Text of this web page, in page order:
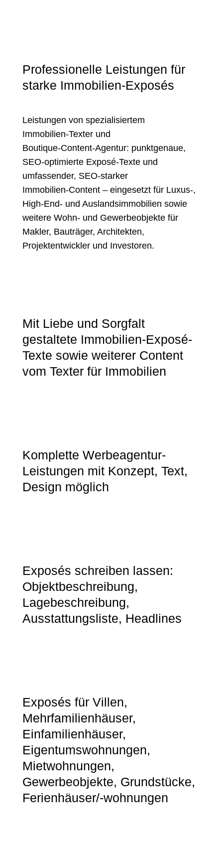
Professionelle Leistungen für
starke Immobilien-Exposés
Leistungen von spezialisiertem
Immobilien‑Texter und
Boutique‑Content‑Agentur: punktgenaue,
SEO‑optimierte Exposé‑Texte und
umfassender, SEO‑starker
Immobilien‑Content – eingesetzt für Luxus‑,
High‑End‑ und Auslandsimmobilien sowie
weitere Wohn‑ und Gewerbeobjekte für
Makler, Bauträger, Architekten,
Projektentwickler und Investoren.
Mit Liebe und Sorgfalt
gestaltete Immobilien-Exposé-
Texte sowie weiterer Content
vom Texter für Immobilien
Komplette Werbeagentur-
Leistungen mit Konzept, Text,
Design möglich
Exposés schreiben lassen:
Objektbeschreibung,
Lagebeschreibung,
Ausstattungsliste, Headlines
Exposés für Villen,
Mehrfamilienhäuser,
Einfamilienhäuser,
Eigentumswohnungen,
Mietwohnungen,
Gewerbeobjekte, Grundstücke,
Ferienhäuser/-wohnungen